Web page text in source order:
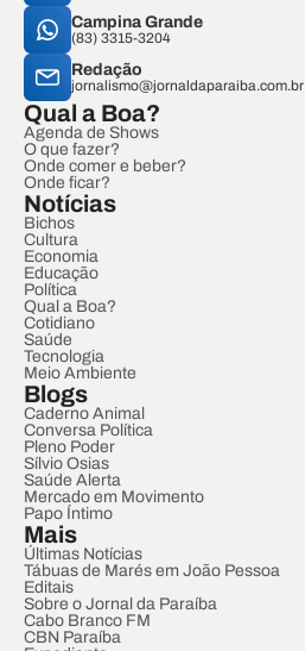
Campina Grande
(83) 3315-3204
Redação
jornalismo@jornaldaparaiba.com.br
Qual a Boa?
Agenda de Shows
O que fazer?
Onde comer e beber?
Onde ficar?
Notícias
Bichos
Cultura
Economia
Educação
Política
Qual a Boa?
Cotidiano
Saúde
Tecnologia
Meio Ambiente
Blogs
Caderno Animal
Conversa Política
Pleno Poder
Sílvio Osias
Saúde Alerta
Mercado em Movimento
Papo Íntimo
Mais
Últimas Notícias
Tábuas de Marés em João Pessoa
Editais
Sobre o Jornal da Paraíba
Cabo Branco FM
CBN Paraíba